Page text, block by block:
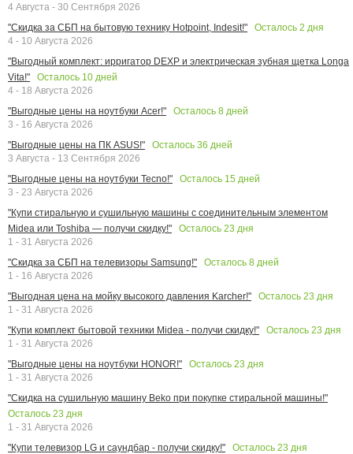
4 Августа - 30 Сентября 2026
"Скидка за СБП на бытовую технику Hotpoint, Indesit!"
Осталось 2 дня
4 - 10 Августа 2026
"Выгодный комплект: ирригатор DEXP и электрическая зубная щетка Longa
Vita!"
Осталось 10 дней
4 - 18 Августа 2026
"Выгодные цены на ноутбуки Acer!"
Осталось 8 дней
3 - 16 Августа 2026
"Выгодные цены на ПК ASUS!"
Осталось 36 дней
3 Августа - 13 Сентября 2026
"Выгодные цены на ноутбуки Tecno!"
Осталось 15 дней
3 - 23 Августа 2026
"Купи стиральную и сушильную машины с соединительным элементом
Midea или Toshiba — получи скидку!"
Осталось 23 дня
1 - 31 Августа 2026
"Скидка за СБП на телевизоры Samsung!"
Осталось 8 дней
1 - 16 Августа 2026
"Выгодная цена на мойку высокого давления Karcher!"
Осталось 23 дня
1 - 31 Августа 2026
"Купи комплект бытовой техники Midea - получи скидку!"
Осталось 23 дня
1 - 31 Августа 2026
"Выгодные цены на ноутбуки HONOR!"
Осталось 23 дня
1 - 31 Августа 2026
"Скидка на сушильную машину Beko при покупке стиральной машины!"
Осталось 23 дня
1 - 31 Августа 2026
"Купи телевизор LG и саундбар - получи скидку!"
Осталось 23 дня